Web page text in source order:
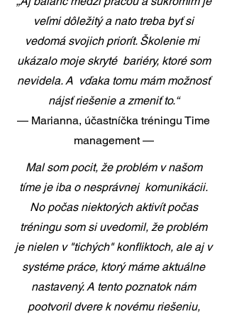
veľmi dôležitý a nato treba byť si
vedomá svojich priorít. Školenie mi
ukázalo moje skryté bariéry, ktoré som
nevidela. A vďaka tomu mám možnosť
nájsť riešenie a zmeniť to.“
— Marianna, účastníčka tréningu Time
management —
Mal som pocit, že problém v našom
tíme je iba o nesprávnej komunikácii.
No počas niektorých aktivít počas
tréningu som si uvedomil, že problém
je nielen v "tichých" konfliktoch, ale aj v
systéme práce, ktorý máme aktuálne
nastavený. A tento poznatok nám
pootvoril dvere k novému riešeniu,